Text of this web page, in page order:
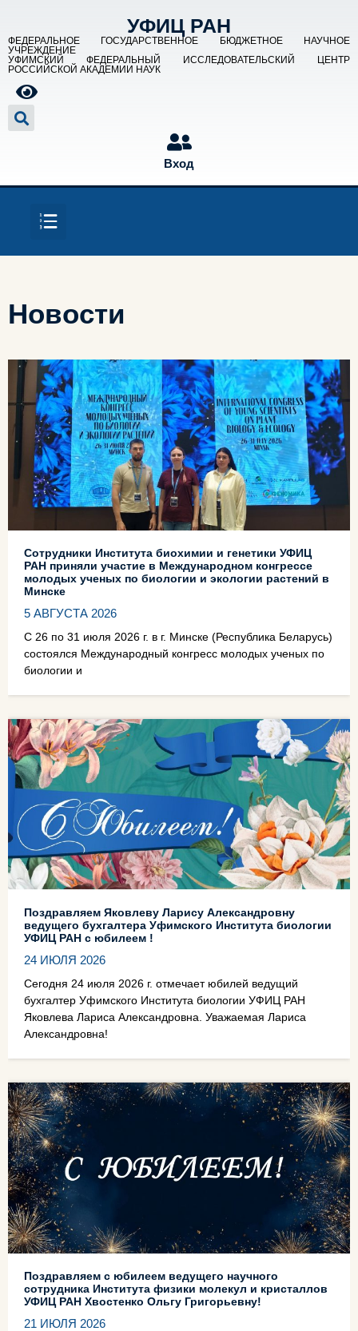
УФИЦ РАН
ФЕДЕРАЛЬНОЕ ГОСУДАРСТВЕННОЕ БЮДЖЕТНОЕ НАУЧНОЕ
УЧРЕЖДЕНИЕ
УФИМСКИЙ ФЕДЕРАЛЬНЫЙ ИССЛЕДОВАТЕЛЬСКИЙ ЦЕНТР
РОССИЙСКОЙ АКАДЕМИИ НАУК
Вход
Новости
Сотрудники Института биохимии и генетики УФИЦ
РАН приняли участие в Международном конгрессе
молодых ученых по биологии и экологии растений в
Минске
5 АВГУСТА 2026
С 26 по 31 июля 2026 г. в г. Минске (Республика Беларусь)
состоялся Международный конгресс молодых ученых по
биологии и
Поздравляем Яковлеву Ларису Александровну
ведущего бухгалтера Уфимского Института биологии
УФИЦ РАН с юбилеем !
24 ИЮЛЯ 2026
Сегодня 24 июля 2026 г. отмечает юбилей ведущий
бухгалтер Уфимского Института биологии УФИЦ РАН
Яковлева Лариса Александровна. Уважаемая Лариса
Александровна!
Поздравляем с юбилеем ведущего научного
сотрудника Института физики молекул и кристаллов
УФИЦ РАН Хвостенко Ольгу Григорьевну!
21 ИЮЛЯ 2026